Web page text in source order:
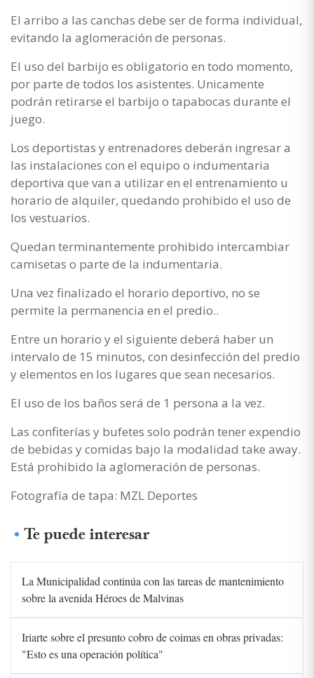
El arribo a las canchas debe ser de forma individual,
evitando la aglomeración de personas.
El uso del barbijo es obligatorio en todo momento,
por parte de todos los asistentes. Unicamente
podrán retirarse el barbijo o tapabocas durante el
juego.
Los deportistas y entrenadores deberán ingresar a
las instalaciones con el equipo o indumentaria
deportiva que van a utilizar en el entrenamiento u
horario de alquiler, quedando prohibido el uso de
los vestuarios.
Quedan terminantemente prohibido intercambiar
camisetas o parte de la indumentaria.
Una vez finalizado el horario deportivo, no se
permite la permanencia en el predio..
Entre un horario y el siguiente deberá haber un
intervalo de 15 minutos, con desinfección del predio
y elementos en los lugares que sean necesarios.
El uso de los baños será de 1 persona a la vez.
Las confiterías y bufetes solo podrán tener expendio
de bebidas y comidas bajo la modalidad take away.
Está prohibido la aglomeración de personas.
Fotografía de tapa: MZL Deportes
Te puede interesar
La Municipalidad continúa con las tareas de mantenimiento
sobre la avenida Héroes de Malvinas
Iriarte sobre el presunto cobro de coimas en obras privadas:
"Esto es una operación política"